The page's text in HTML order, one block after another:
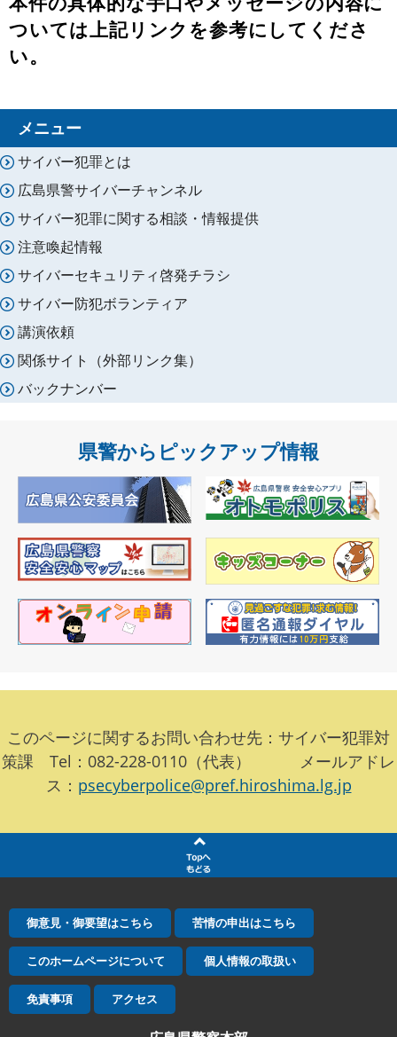
ついては上記リンクを参考にしてくださ
い。
メニュー
サイバー犯罪とは
広島県警サイバーチャンネル
サイバー犯罪に関する相談・情報提供
注意喚起情報
サイバーセキュリティ啓発チラシ
サイバー防犯ボランティア
講演依頼
関係サイト（外部リンク集）
バックナンバー
県警からピックアップ情報
このページに関するお問い合わせ先：サイバー犯罪対
策課 Tel：082-228-0110（代表） メールアドレ
ス： psecyberpolice@pref.hiroshima.lg.jp
御意見・御要望はこちら 苦情の申出はこちら
このホームページについて 個人情報の取扱い
免責事項 アクセス